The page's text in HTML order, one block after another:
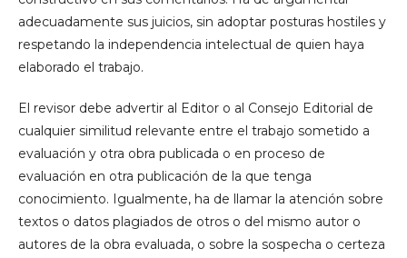
adecuadamente sus juicios, sin adoptar posturas hostiles y
respetando la independencia intelectual de quien haya
elaborado el trabajo.
El revisor debe advertir al Editor o al Consejo Editorial de
cualquier similitud relevante entre el trabajo sometido a
evaluación y otra obra publicada o en proceso de
evaluación en otra publicación de la que tenga
conocimiento. Igualmente, ha de llamar la atención sobre
textos o datos plagiados de otros o del mismo autor o
autores de la obra evaluada, o sobre la sospecha o certeza